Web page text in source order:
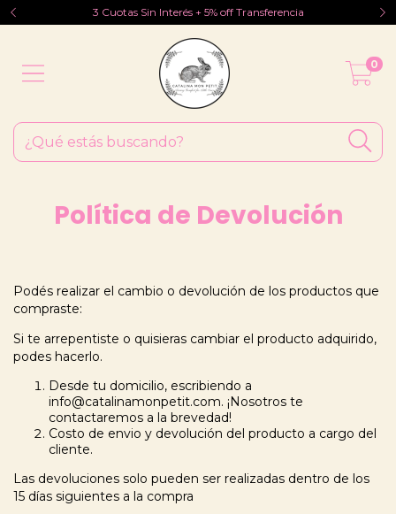
3 Cuotas Sin Interés + 5% off Transferencia
0
Política de Devolución
Podés realizar el cambio o devolución de los productos que
compraste:
Si te arrepentiste o quisieras cambiar el producto adquirido,
podes hacerlo.
Desde tu domicilio, escribiendo a
info@catalinamonpetit.com. ¡Nosotros te
contactaremos a la brevedad!
Costo de envio y devolución del producto a cargo del
cliente.
Las devoluciones solo pueden ser realizadas dentro de los
15 días siguientes a la compra